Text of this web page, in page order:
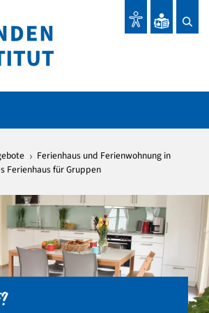
Ferienhaus und Ferienwohnung in
Ferienhaus für Gruppen